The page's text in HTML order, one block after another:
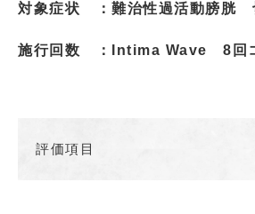
対象症状 ：難治性過活動膀胱
施行回数 ： Intima Wave 8回
評価項目